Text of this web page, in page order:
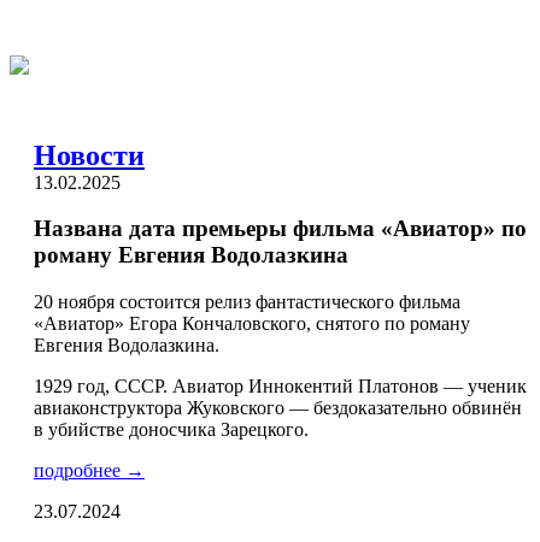
Новости
13.02.2025
Названа дата премьеры фильма «Авиатор» по
роману Евгения Водолазкина
20 ноября состоится релиз фантастического фильма
«Авиатор» Егора Кончаловского, снятого по роману
Евгения Водолазкина.
1929 год, СССР. Авиатор Иннокентий Платонов — ученик
авиаконструктора Жуковского — бездоказательно обвинён
в убийстве доносчика Зарецкого.
подробнее →
23.07.2024